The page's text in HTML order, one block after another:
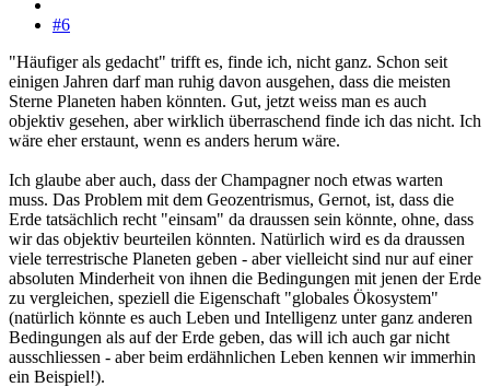
#6
"Häufiger als gedacht" trifft es, finde ich, nicht ganz. Schon seit
einigen Jahren darf man ruhig davon ausgehen, dass die meisten
Sterne Planeten haben könnten. Gut, jetzt weiss man es auch
objektiv gesehen, aber wirklich überraschend finde ich das nicht. Ich
wäre eher erstaunt, wenn es anders herum wäre.
Ich glaube aber auch, dass der Champagner noch etwas warten
muss. Das Problem mit dem Geozentrismus, Gernot, ist, dass die
Erde tatsächlich recht "einsam" da draussen sein könnte, ohne, dass
wir das objektiv beurteilen könnten. Natürlich wird es da draussen
viele terrestrische Planeten geben - aber vielleicht sind nur auf einer
absoluten Minderheit von ihnen die Bedingungen mit jenen der Erde
zu vergleichen, speziell die Eigenschaft "globales Ökosystem"
(natürlich könnte es auch Leben und Intelligenz unter ganz anderen
Bedingungen als auf der Erde geben, das will ich auch gar nicht
ausschliessen - aber beim erdähnlichen Leben kennen wir immerhin
ein Beispiel!).